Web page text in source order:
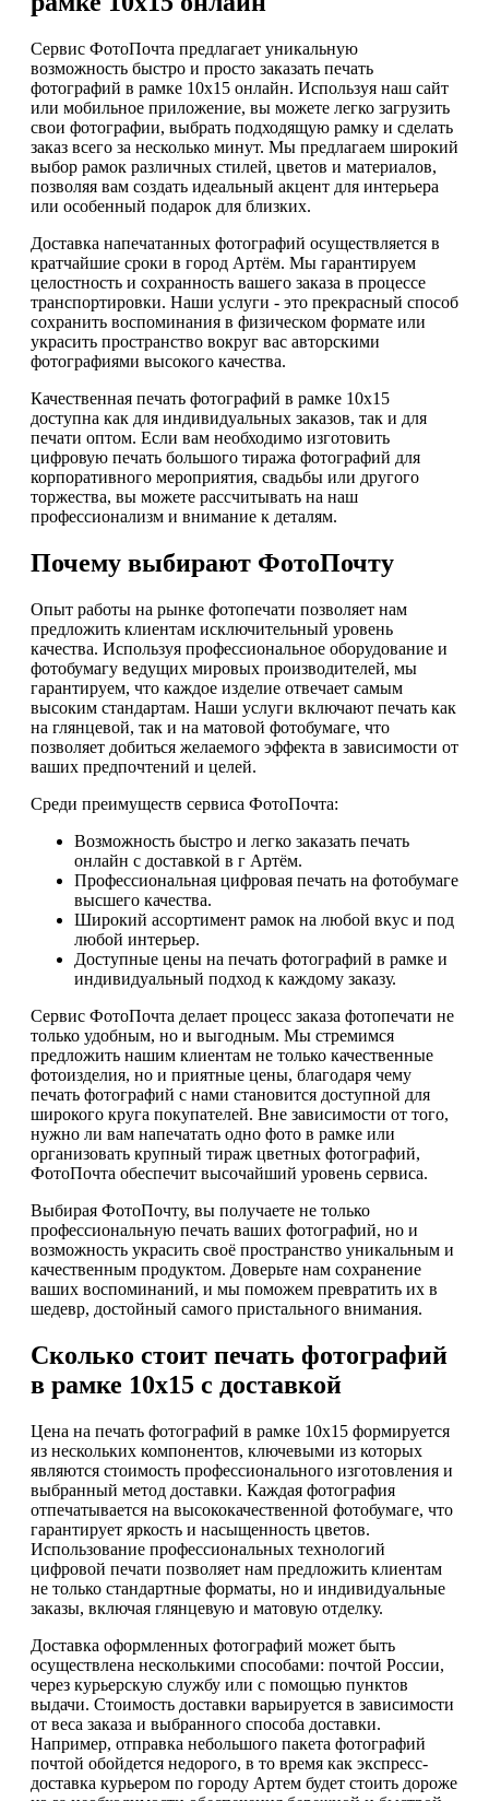
Сервис ФотоПочта предлагает уникальную
возможность быстро и просто заказать печать
фотографий в рамке 10х15 онлайн. Используя наш сайт
или мобильное приложение, вы можете легко загрузить
свои фотографии, выбрать подходящую рамку и сделать
заказ всего за несколько минут. Мы предлагаем широкий
выбор рамок различных стилей, цветов и материалов,
позволяя вам создать идеальный акцент для интерьера
или особенный подарок для близких.
Доставка напечатанных фотографий осуществляется в
кратчайшие сроки в город Артём. Мы гарантируем
целостность и сохранность вашего заказа в процессе
транспортировки. Наши услуги - это прекрасный способ
сохранить воспоминания в физическом формате или
украсить пространство вокруг вас авторскими
фотографиями высокого качества.
Качественная печать фотографий в рамке 10х15
доступна как для индивидуальных заказов, так и для
печати оптом. Если вам необходимо изготовить
цифровую печать большого тиража фотографий для
корпоративного мероприятия, свадьбы или другого
торжества, вы можете рассчитывать на наш
профессионализм и внимание к деталям.
Почему выбирают ФотоПочту
Опыт работы на рынке фотопечати позволяет нам
предложить клиентам исключительный уровень
качества. Используя профессиональное оборудование и
фотобумагу ведущих мировых производителей, мы
гарантируем, что каждое изделие отвечает самым
высоким стандартам. Наши услуги включают печать как
на глянцевой, так и на матовой фотобумаге, что
позволяет добиться желаемого эффекта в зависимости от
ваших предпочтений и целей.
Среди преимуществ сервиса ФотоПочта:
Возможность быстро и легко заказать печать
онлайн с доставкой в г Артём.
Профессиональная цифровая печать на фотобумаге
высшего качества.
Широкий ассортимент рамок на любой вкус и под
любой интерьер.
Доступные цены на печать фотографий в рамке и
индивидуальный подход к каждому заказу.
Сервис ФотоПочта делает процесс заказа фотопечати не
только удобным, но и выгодным. Мы стремимся
предложить нашим клиентам не только качественные
фотоизделия, но и приятные цены, благодаря чему
печать фотографий с нами становится доступной для
широкого круга покупателей. Вне зависимости от того,
нужно ли вам напечатать одно фото в рамке или
организовать крупный тираж цветных фотографий,
ФотоПочта обеспечит высочайший уровень сервиса.
Выбирая ФотоПочту, вы получаете не только
профессиональную печать ваших фотографий, но и
возможность украсить своё пространство уникальным и
качественным продуктом. Доверьте нам сохранение
ваших воспоминаний, и мы поможем превратить их в
шедевр, достойный самого пристального внимания.
Сколько стоит печать фотографий
в рамке 10х15 с доставкой
Цена на печать фотографий в рамке 10х15 формируется
из нескольких компонентов, ключевыми из которых
являются стоимость профессионального изготовления и
выбранный метод доставки. Каждая фотография
отпечатывается на высококачественной фотобумаге, что
гарантирует яркость и насыщенность цветов.
Использование профессиональных технологий
цифровой печати позволяет нам предложить клиентам
не только стандартные форматы, но и индивидуальные
заказы, включая глянцевую и матовую отделку.
Доставка оформленных фотографий может быть
осуществлена несколькими способами: почтой России,
через курьерскую службу или с помощью пунктов
выдачи. Стоимость доставки варьируется в зависимости
от веса заказа и выбранного способа доставки.
Например, отправка небольшого пакета фотографий
почтой обойдется недорого, в то время как экспресс-
доставка курьером по городу Артем будет стоить дороже